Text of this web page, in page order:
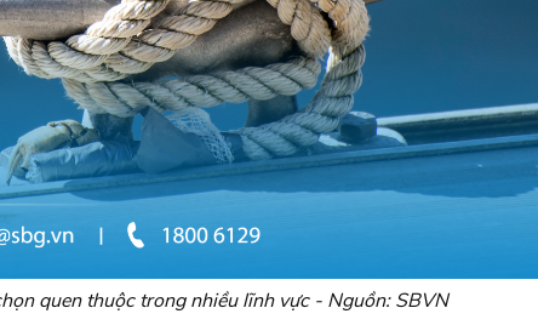
quen thuộc trong nhiều lĩnh vực - Nguồn: SBVN